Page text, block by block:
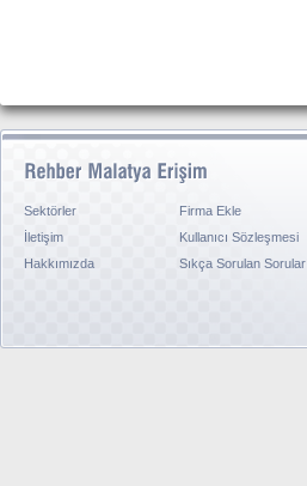
Sektörler
Firma Ekle
İletişim
Kullanıcı Sözleşmesi
Hakkımızda
Sıkça Sorulan Sorular